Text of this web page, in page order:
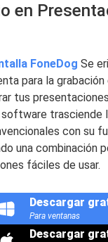
en
FoneDog Se
para la grabación
tus
trasciende
con su
una combinación
fáciles de usar.
Descargar
Para ventanas
Descargar